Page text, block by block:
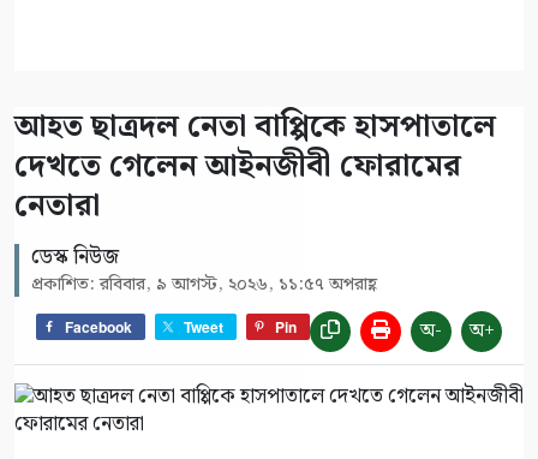
আহত ছাত্রদল নেতা বাপ্পিকে হাসপাতালে
দেখতে গেলেন আইনজীবী ফোরামের
নেতারা
ডেস্ক নিউজ
প্রকাশিত: রবিবার, ৯ আগস্ট, ২০২৬, ১১:৫৭ অপরাহ্ণ
Facebook Tweet Pin অ- অ+